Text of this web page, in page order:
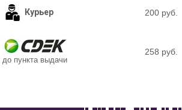
Курьер 200 руб.
до пункта выдачи
258 руб.